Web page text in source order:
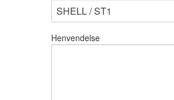
Henvendelse